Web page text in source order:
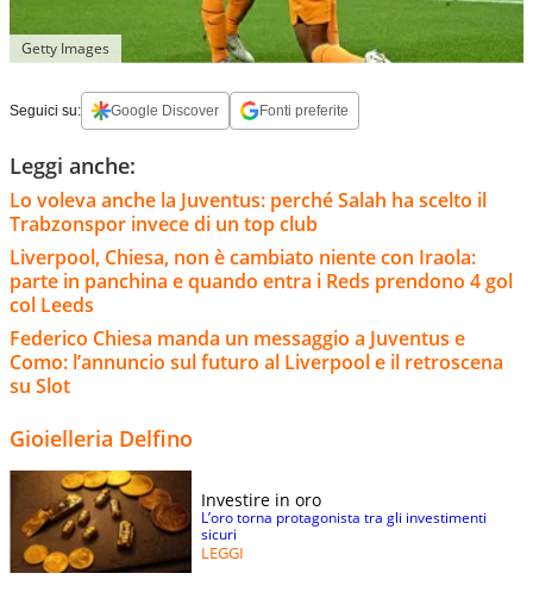
Getty Images
Seguici su: Google Discover Fonti preferite
Leggi anche:
Lo voleva anche la Juventus: perché Salah ha scelto il
Trabzonspor invece di un top club
Liverpool, Chiesa, non è cambiato niente con Iraola:
parte in panchina e quando entra i Reds prendono 4 gol
col Leeds
Federico Chiesa manda un messaggio a Juventus e
Como: l’annuncio sul futuro al Liverpool e il retroscena
su Slot
Gioielleria Delfino
Investire in oro
L’oro torna protagonista tra gli investimenti
sicuri
LEGGI